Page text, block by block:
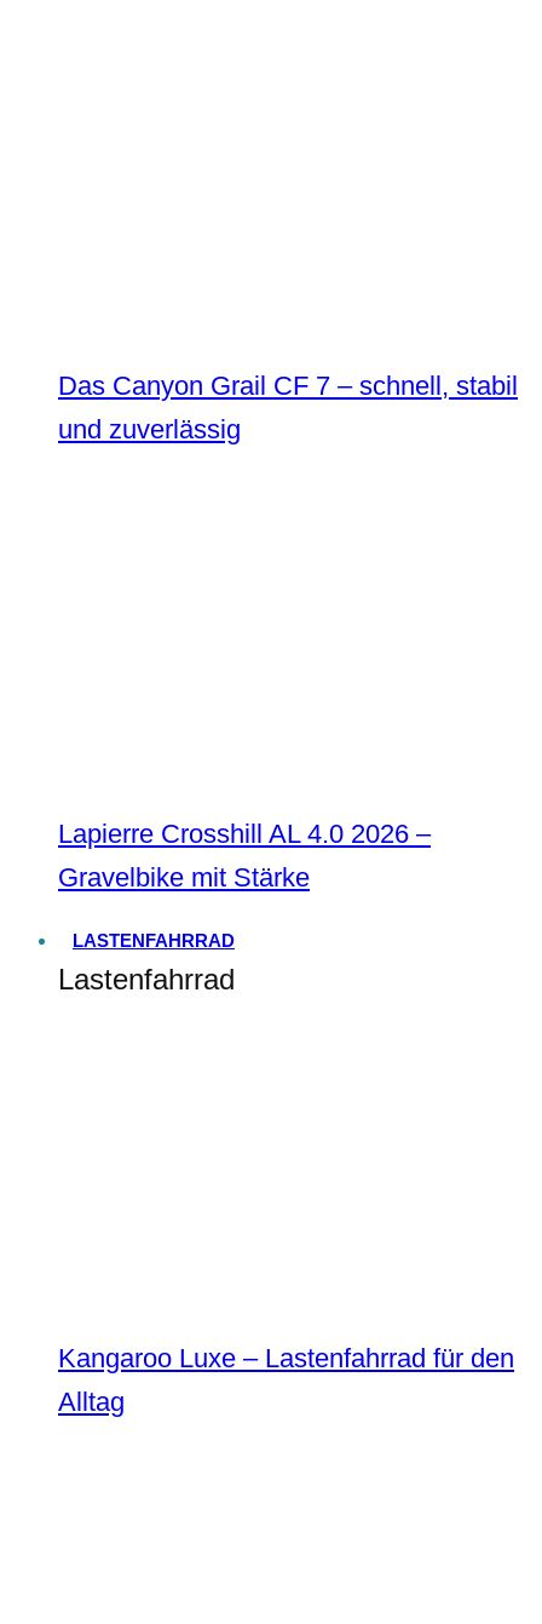
Das Canyon Grail CF 7 – schnell, stabil
und zuverlässig
Lapierre Crosshill AL 4.0 2026 –
Gravelbike mit Stärke
LASTENFAHRRAD
Lastenfahrrad
Kangaroo Luxe – Lastenfahrrad für den
Alltag